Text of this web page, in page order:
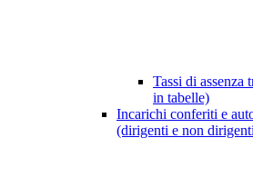
Tassi di assenza
in tabelle)
Incarichi conferiti e
(dirigenti e non